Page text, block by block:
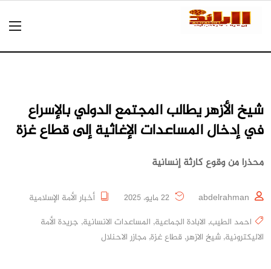
شيخ الأزهر يطالب المجتمع الدولي بالإسراع
في إدخال المساعدات الإغاثية إلى قطاع غزة
محذرا من وقوع كارثة إنسانية
abdelrahman
أخبار الأمة الإسلامية
احمد الطيب, الابادة الجماعية, المساعدات الانسانية, جريدة الأمة
الاليكترونية, شيخ الازهر, قطاع غزة, مجازر الاحنلال